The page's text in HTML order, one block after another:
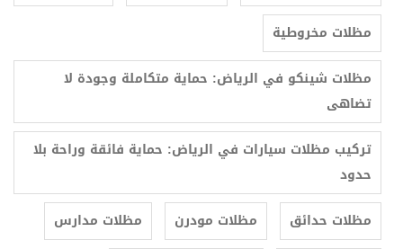
مظلات مخروطية
مظلات شينكو في الرياض: حماية متكاملة وجودة لا
تضاهى
تركيب مظلات سيارات في الرياض: حماية فائقة وراحة بلا
حدود
مظلات حدائق
مظلات مودرن
مظلات مدارس